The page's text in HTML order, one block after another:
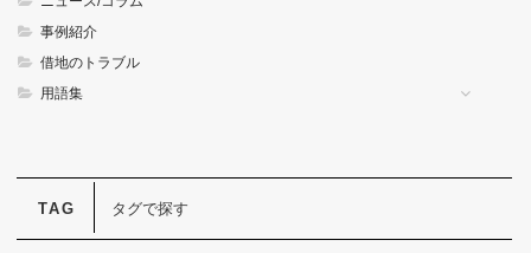
事例紹介
借地のトラブル
用語集
タグで探す